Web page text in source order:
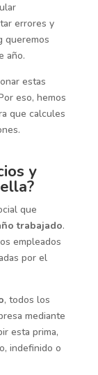
errores y
queremos
año.
estas
eso, hemos
que calcules
y
que
trabajado.
empleados
por el
, todos los
mediante
esta prima,
indefinido o